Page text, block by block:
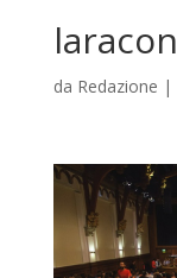
laracon
da Redazione |